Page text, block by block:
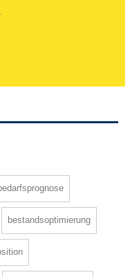
bestandsoptimierung